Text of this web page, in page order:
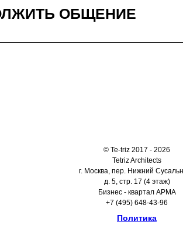
ОБЩЕНИЕ
© Te-triz 2017 - 2026
Tetriz Architects
г. Москва, пер. Нижний
д. 5, стр. 17 (4 этаж)
Бизнес - квартал АРМА
+7 (495) 648-43-96
Политика